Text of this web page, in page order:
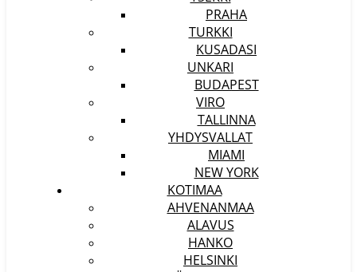
PRAHA
TURKKI
KUSADASI
UNKARI
BUDAPEST
VIRO
TALLINNA
YHDYSVALLAT
MIAMI
NEW YORK
KOTIMAA
AHVENANMAA
ALAVUS
HANKO
HELSINKI